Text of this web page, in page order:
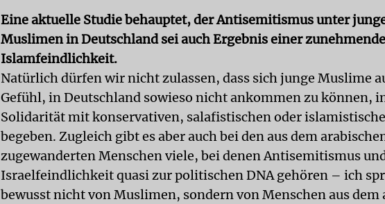
Eine aktuelle Studie behauptet, der Antisemitismus unter
Muslimen in Deutschland sei auch Ergebnis einer
Islamfeindlichkeit.
Natürlich dürfen wir nicht zulassen, dass sich junge Muslime
Gefühl, in Deutschland sowieso nicht ankommen zu können,
Solidarität mit konservativen, salafistischen oder
begeben. Zugleich gibt es aber auch bei den aus dem
zugewanderten Menschen viele, bei denen Antisemitismus
Israelfeindlichkeit quasi zur politischen DNA gehören – ich
bewusst nicht von Muslimen, sondern von Menschen aus dem